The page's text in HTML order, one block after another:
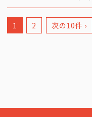
1 2 次の10件 ›